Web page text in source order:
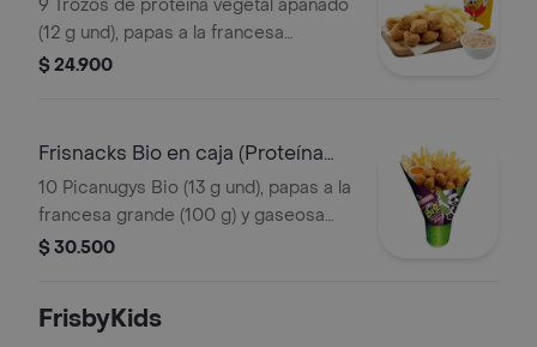
9 Trozos de proteína vegetal apanado
(12 g und), papas a la francesa
mediana (60 g), ensalada de repollo
$ 24.900
Frisnacks Bio en caja (Proteína
Vegetal)
10 Picanugys Bio (13 g und), papas a la
francesa grande (100 g) y gaseosa
(470 ml)
$ 30.500
FrisbyKids